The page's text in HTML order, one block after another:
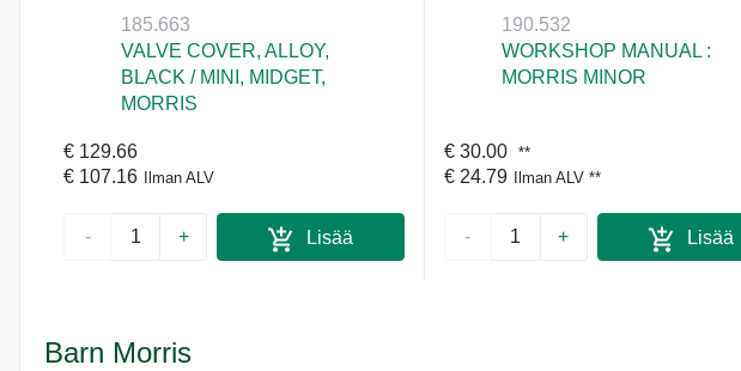
185.663
VALVE COVER, ALLOY,
BLACK / MINI, MIDGET,
MORRIS
€ 129.66
€ 107.16
Ilman ALV
- +
Lisää
190.532
WORKSHOP MANUAL :
MORRIS MINOR
€ 30.00 **
€ 24.79 Ilman ALV**
- +
Lisää
Barn Morris